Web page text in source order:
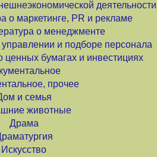
деятельности
о маркетинге, PR и рекламе
о менеджменте
и подборе персонала
ценных бумагах и инвестициях
прочее
и семья
животные
Драма
Искусство